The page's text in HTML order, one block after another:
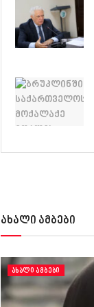
ახალი ამბები
ᲐᲮᲐᲚᲘ ᲐᲛᲑᲔᲑᲘ